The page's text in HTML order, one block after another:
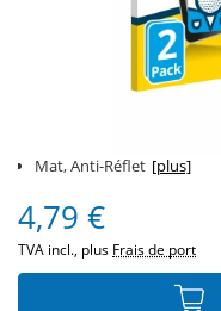
Mat, Anti-Réflet [plus]
4,79 €
TVA incl., plus Frais de port